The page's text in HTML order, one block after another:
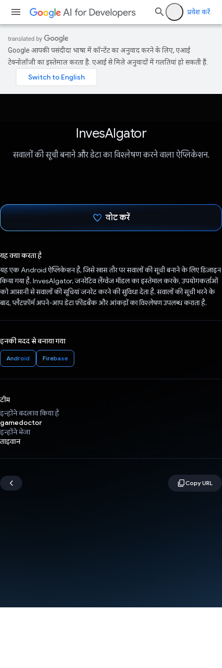
प्रवेश करें
Google आपकी पसंदीदा भाषा में कॉन्टेंट का अनुवाद करने के लिए, एआई
टेक्नोलॉजी का इस्तेमाल करता है. एआई से मिले अनुवादों में गलतियां हो सकती हैं.
InvesAIgator
सवालों की सूची बनाने और डेटा का विश्लेषण करने वाला ऐप्लिकेशन.
वोट करें
यह क्या करता है
यह एक Android ऐप्लिकेशन है, जिसे खास तौर पर सवालों की सूची बनाने के लिए डिज़ाइन
किया गया है. InvesAIgator, जनरेटिव लैंग्वेज मॉडल का इस्तेमाल करके, उपयोगकर्ताओं
को आसानी से सवालों की सूचियां जनरेट करने की सुविधा देता है. सवालों की सूची भरने के
बाद, प्लैटफ़ॉर्म अपने-आप डेटा फ़ीडबैक और आंकड़ों का विश्लेषण उपलब्ध कराता है.
इनकी मदद से बनाया गया
Android Firebase
टीम
इन्होंने बदलाव किया है
gamedoctor
इन्होंने भेजा
ताइवान